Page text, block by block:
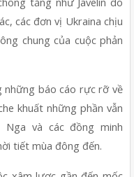
các đơn vị Ukraina chịu
chung của cuộc phản
những báo cáo rực rỡ về
khuất những phần vẫn
và các đồng minh
tiết mùa đông đến.